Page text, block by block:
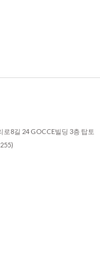
8길 24 GOCCE빌딩 3층 탑토